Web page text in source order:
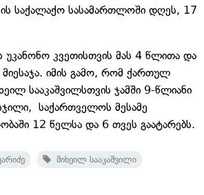
საქალაქო სასამართლოში დღეს, 17
კვეთისთვის მას 4 წლითა და
იმის გამო, რომ ქართულ
სააკაშვილსთვის ჯამში 9-წლიანი
საქართველოს მესამე
12 წელსა და 6 თვეს გაატარებს.
მიხეილ სააკაშვილი